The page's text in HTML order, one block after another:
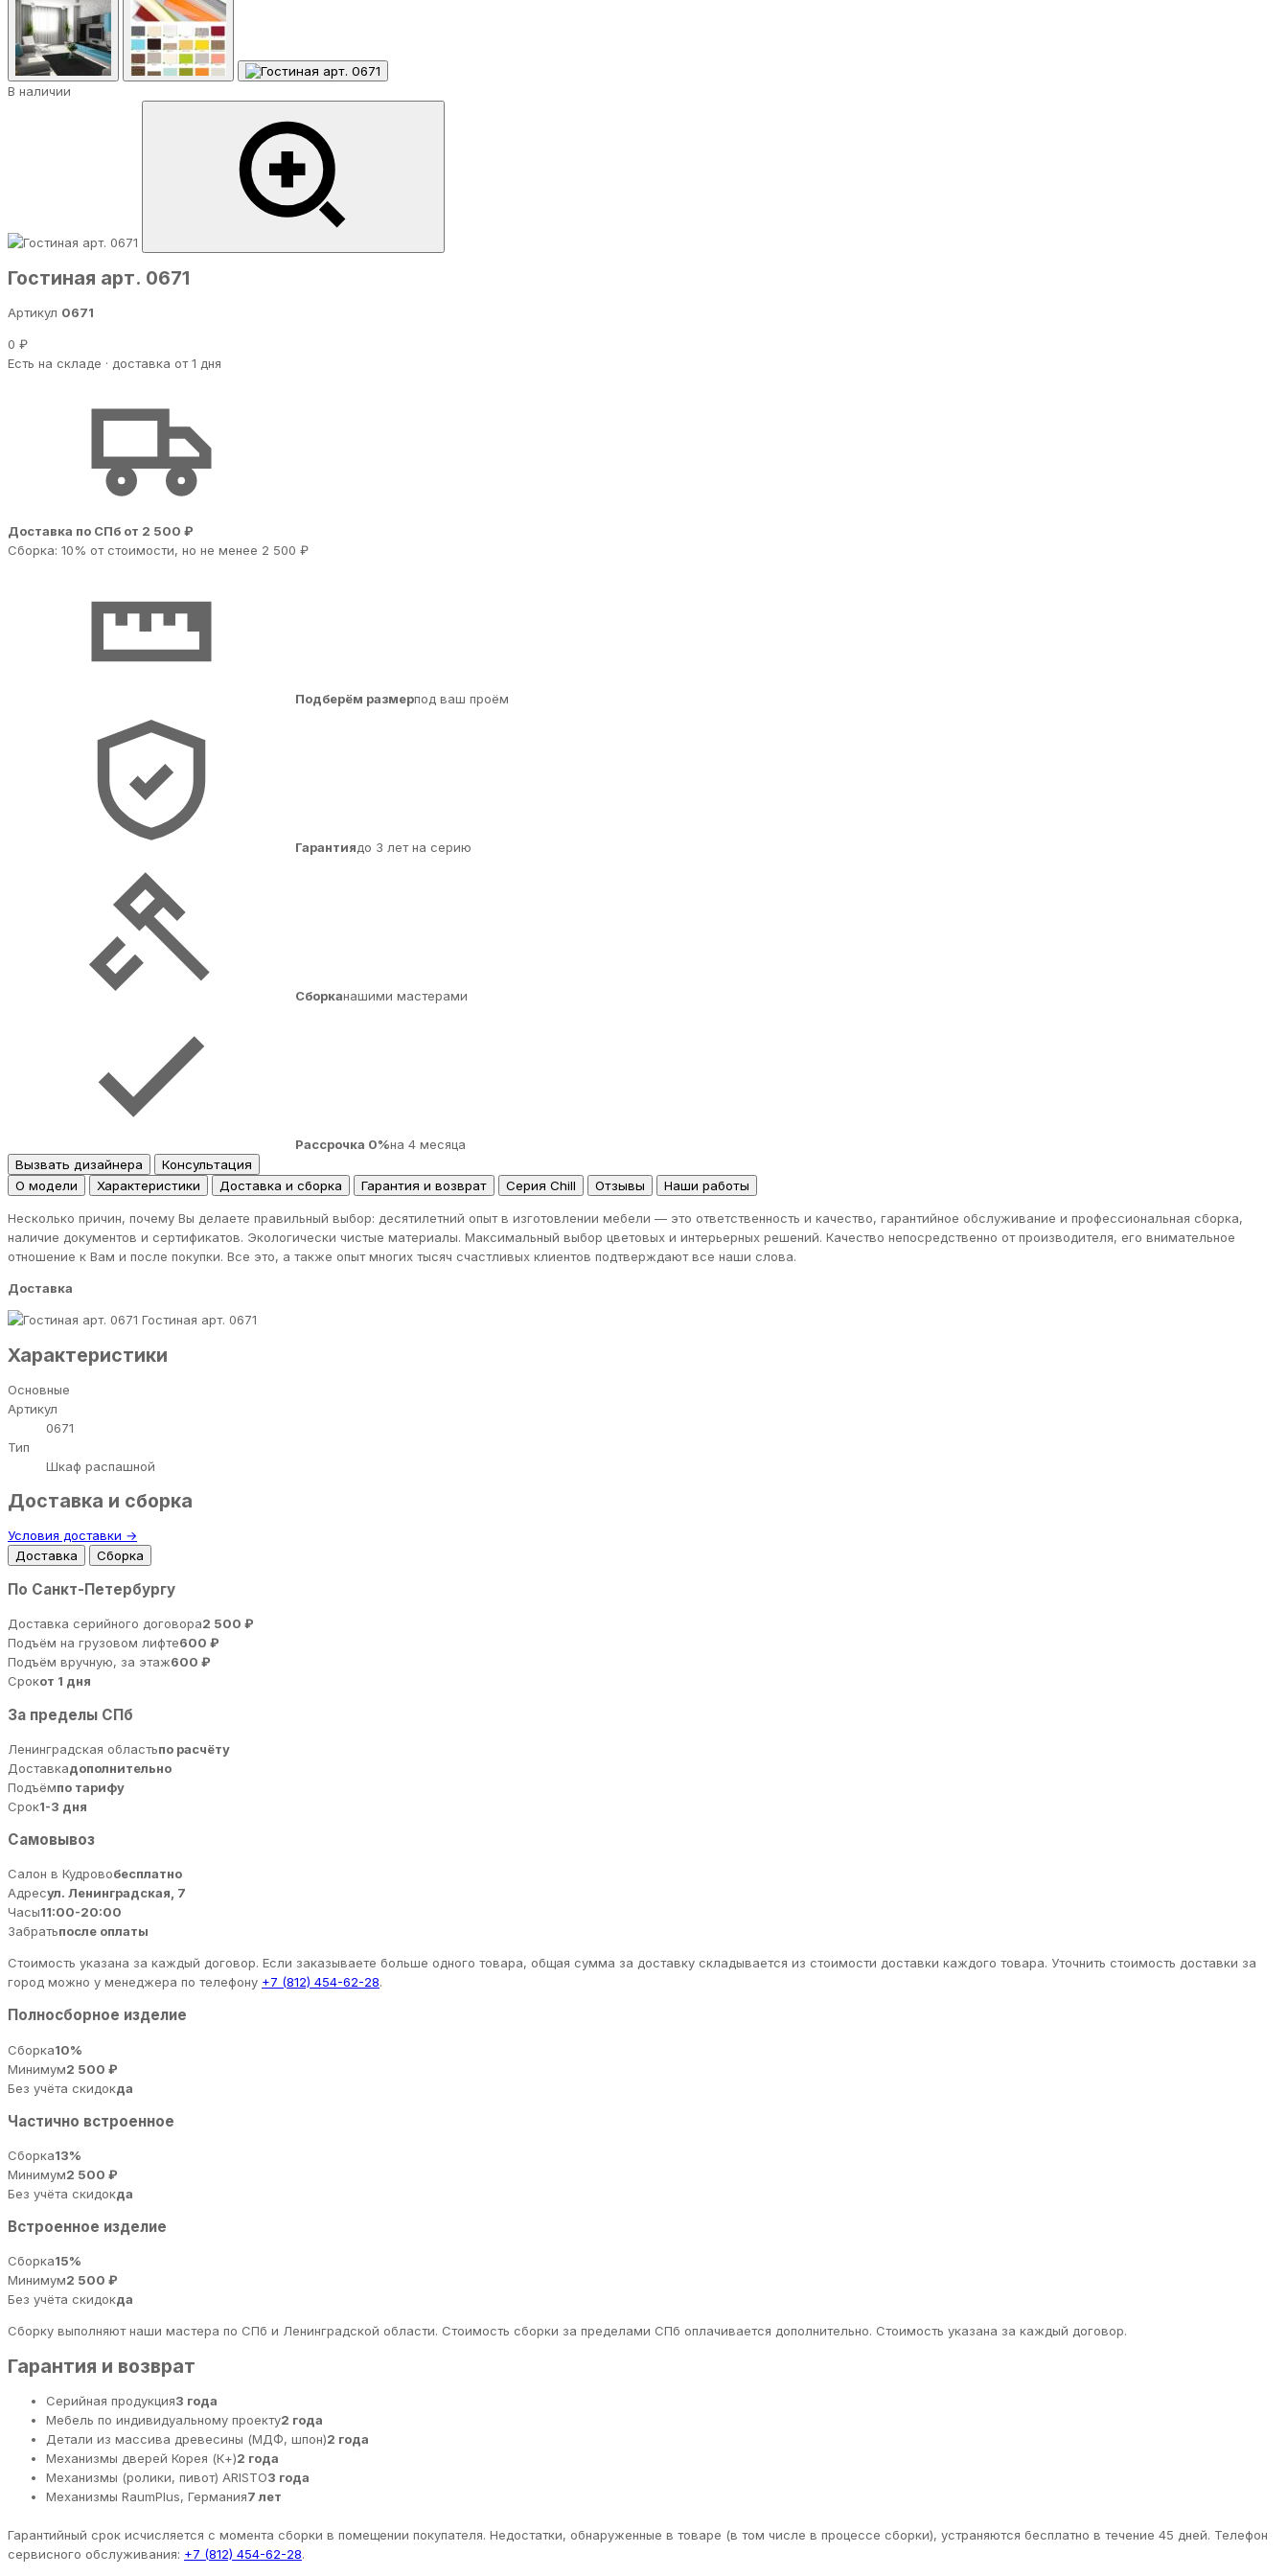
В наличии
Гостиная арт. 0671
Артикул 0671
0 ₽
Есть на складе · доставка от 1 дня
Доставка по СПб от 2 500 ₽
Сборка: 10% от стоимости, но не менее 2 500 ₽
Подберём размерпод ваш проём
Гарантиядо 3 лет на серию
Сборканашими мастерами
Рассрочка 0%на 4 месяца
Вызвать дизайнера
Консультация
О модели
Характеристики Доставка и сборка Гарантия и возврат Серия Chill Отзывы Наши работы
Несколько причин, почему Вы делаете правильный выбор: десятилетний опыт в изготовлении мебели — это ответственность и качество, гарантийное обслуживание и профессиональная сборка,
наличие документов и сертификатов. Экологически чистые материалы. Максимальный выбор цветовых и интерьерных решений. Качество непосредственно от производителя, его внимательное
отношение к Вам и после покупки. Все это, а также опыт многих тысяч счастливых клиентов подтверждают все наши слова.
Доставка
Гостиная арт. 0671
Характеристики
Основные
Артикул
0671
Тип
Шкаф распашной
Доставка и сборка
Условия доставки →
Доставка
Сборка
По Санкт-Петербургу
Доставка серийного договора2 500 ₽
Подъём на грузовом лифте600 ₽
Подъём вручную, за этаж600 ₽
Срокот 1 дня
За пределы СПб
Ленинградская областьпо расчёту
Доставкадополнительно
Подъёмпо тарифу
Срок1-3 дня
Самовывоз
Салон в Кудровобесплатно
Адресул. Ленинградская, 7
Часы11:00-20:00
Забратьпосле оплаты
Стоимость указана за каждый договор. Если заказываете больше одного товара, общая сумма за доставку складывается из стоимости доставки каждого товара. Уточнить стоимость доставки за
город можно у менеджера по телефону +7 (812) 454-62-28.
Полносборное изделие
Сборка10%
Минимум2 500 ₽
Без учёта скидокда
Частично встроенное
Сборка13%
Минимум2 500 ₽
Без учёта скидокда
Встроенное изделие
Сборка15%
Минимум2 500 ₽
Без учёта скидокда
Сборку выполняют наши мастера по СПб и Ленинградской области. Стоимость сборки за пределами СПб оплачивается дополнительно. Стоимость указана за каждый договор.
Гарантия и возврат
Серийная продукция3 года
Мебель по индивидуальному проекту2 года
Детали из массива древесины (МДФ, шпон)2 года
Механизмы дверей Корея (К+)2 года
Механизмы (ролики, пивот) ARISTO3 года
Механизмы RaumPlus, Германия7 лет
Гарантийный срок исчисляется с момента сборки в помещении покупателя. Недостатки, обнаруженные в товаре (в том числе в процессе сборки), устраняются бесплатно в течение 45 дней. Телефон
сервисного обслуживания: +7 (812) 454-62-28.